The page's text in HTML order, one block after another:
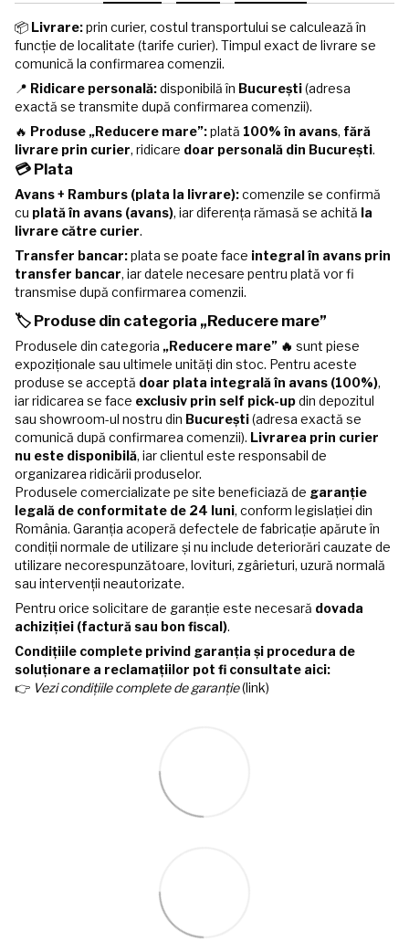
📦 Livrare:prin curier, costul transportului se calculează în
funcție de localitate (tarife curier). Timpul exact de livrare se
comunică la confirmarea comenzii.
📍 Ridicare personală:disponibilă în București(adresa
exactă se transmite după confirmarea comenzii).
🔥 Produse „Reducere mare”:plată 100% în avans, fără
livrare prin curier, ridicare doar personală din București.
💳 Plata
Avans + Ramburs (plata la livrare):comenzile se confirmă
cu plată în avans (avans), iar diferența rămasă se achită la
livrare către curier.
Transfer bancar:plata se poate face integral în avans prin
transfer bancar, iar datele necesare pentru plată vor fi
transmise după confirmarea comenzii.
🏷️ Produse din categoria „Reducere mare”
Produsele din categoria „Reducere mare” 🔥 sunt piese
expoziționale sau ultimele unități din stoc. Pentru aceste
produse se acceptă doar plata integrală în avans (100%),
iar ridicarea se face exclusiv prin self pick-updin depozitul
sau showroom-ul nostru din București(adresa exactă se
comunică după confirmarea comenzii). Livrarea prin curier
nu este disponibilă, iar clientul este responsabil de
organizarea ridicării produselor.
Produsele comercializate pe site beneficiază de garanție
legală de conformitate de 24 luni, conform legislației din
România. Garanția acoperă defectele de fabricație apărute în
condiții normale de utilizare și nu include deteriorări cauzate de
utilizare necorespunzătoare, lovituri, zgârieturi, uzură normală
sau intervenții neautorizate.
Pentru orice solicitare de garanție este necesară dovada
achiziției (factură sau bon fiscal).
Condițiile complete privind garanția și procedura de
soluționare a reclamațiilor pot fi consultate aici:
👉 Vezi condițiile complete de garanție(link)